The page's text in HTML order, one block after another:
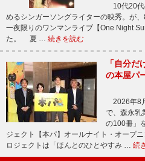
10代20代
めるシンガーソングライターの映秀。が
一夜限りのワンマンライブ【One Night
た。 夏 … 続きを読む
「自分
の本屋パ
2026年8
で、森永乳
の100冊」
ジェクト【本パ】オールナイト・オープ
ロジェクトは「ほんとのひとやすみ … 続